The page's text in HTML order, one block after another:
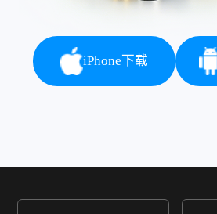
iPhone下载